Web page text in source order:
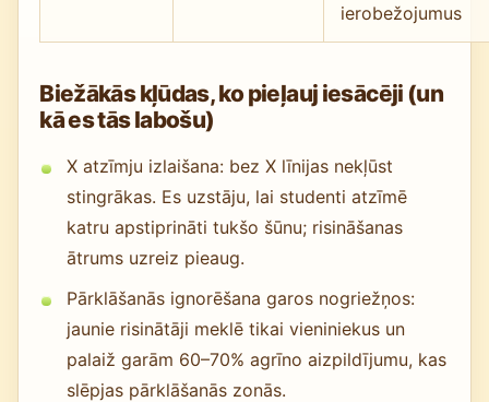
ierobežojumus
Biežākās kļūdas, ko pieļauj iesācēji (un
kā es tās labošu)
X atzīmju izlaišana: bez X līnijas nekļūst
stingrākas. Es uzstāju, lai studenti atzīmē
katru apstiprināti tukšo šūnu; risināšanas
ātrums uzreiz pieaug.
Pārklāšanās ignorēšana garos nogriežņos:
jaunie risinātāji meklē tikai vieniniekus un
palaiž garām 60–70% agrīno aizpildījumu, kas
slēpjas pārklāšanās zonās.